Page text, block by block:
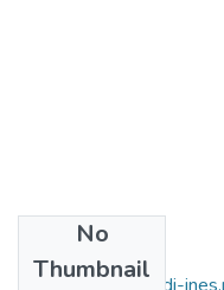
No
Thumbnail